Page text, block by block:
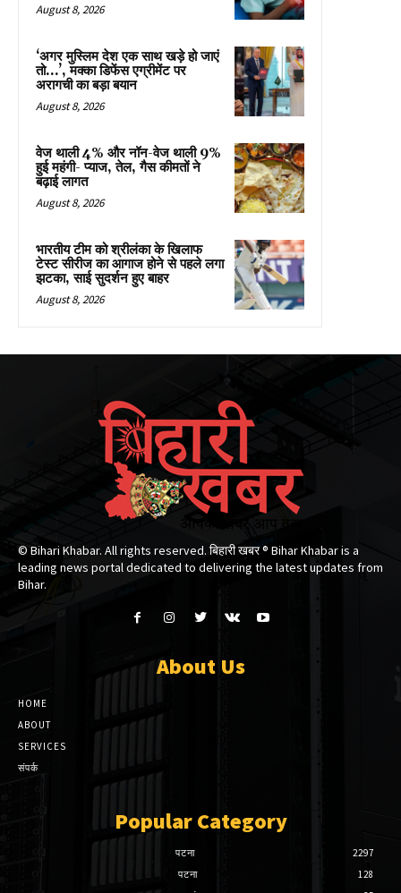
August 8, 2026
‘अगर मुस्लिम देश एक साथ खड़े हो जाएं
तो…’, मक्का डिफेंस एग्रीमेंट पर
अरागची का बड़ा बयान
August 8, 2026
वेज थाली 4% और नॉन-वेज थाली 9%
हुई महंगी- प्याज, तेल, गैस कीमतों ने
बढ़ाई लागत
August 8, 2026
भारतीय टीम को श्रीलंका के खिलाफ
टेस्ट सीरीज का आगाज होने से पहले लगा
झटका, साई सुदर्शन हुए बाहर
August 8, 2026
© Bihari Khabar. All rights reserved. बिहारी खबर ®​ Bihar Khabar is a
leading news portal dedicated to delivering the latest updates from
Bihar.
About Us
HOME
ABOUT
SERVICES
संपर्क
Popular Category
पटना
2297
पटना
128